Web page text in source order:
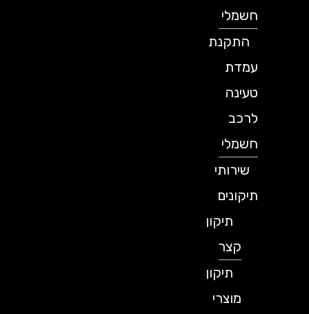
חשמלי
התקנת
עמדת
טעינה
לרכב
חשמלי
שירותי
תיקונים
תיקון
תיקון
מוצרי